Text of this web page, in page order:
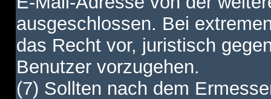
ausgeschlossen. Bei
das Recht vor, juristisch
Benutzer vorzugehen.
(7) Sollten nach dem